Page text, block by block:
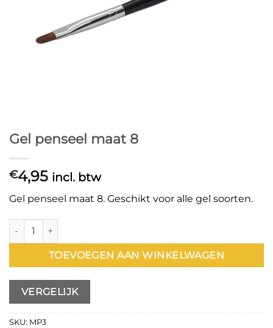
Gel penseel maat 8
€4,95 incl. btw
Gel penseel maat 8. Geschikt voor alle gel soorten.
Gel penseel maat 8 aantal
TOEVOEGEN AAN WINKELWAGEN
VERGELIJK
SKU: MP3